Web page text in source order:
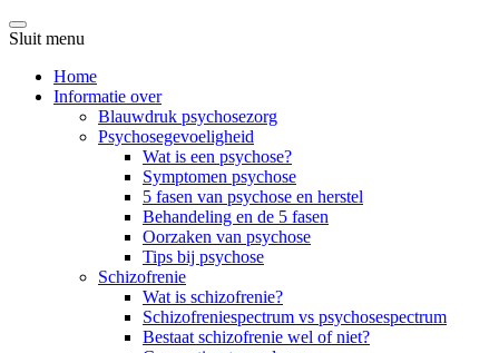
Sluit menu
Home
Informatie over
Blauwdruk psychosezorg
Psychosegevoeligheid
Wat is een psychose?
Symptomen psychose
5 fasen van psychose en herstel
Behandeling en de 5 fasen
Oorzaken van psychose
Tips bij psychose
Schizofrenie
Wat is schizofrenie?
Schizofreniespectrum vs psychosespectrum
Bestaat schizofrenie wel of niet?